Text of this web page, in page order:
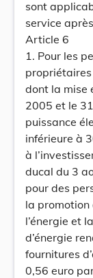
sont
service
Article 6
1. Pour les
dont la mise
2005 et le
puissance
inférieure à
à
ducal du 3
pour des
la promotion
l’énergie et
d’énergie
fournitures
0,56 euro